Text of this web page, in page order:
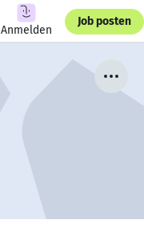
Anmelden
Job posten